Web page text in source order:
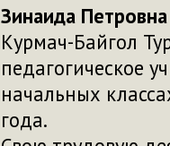
Зинаида
Курмач-Байгол
педагогическое
начальных
года.